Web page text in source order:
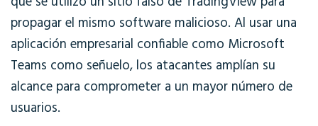
propagar el mismo software malicioso. Al usar una
aplicación empresarial confiable como Microsoft
Teams como señuelo, los atacantes amplían su
alcance para comprometer a un mayor número de
usuarios.